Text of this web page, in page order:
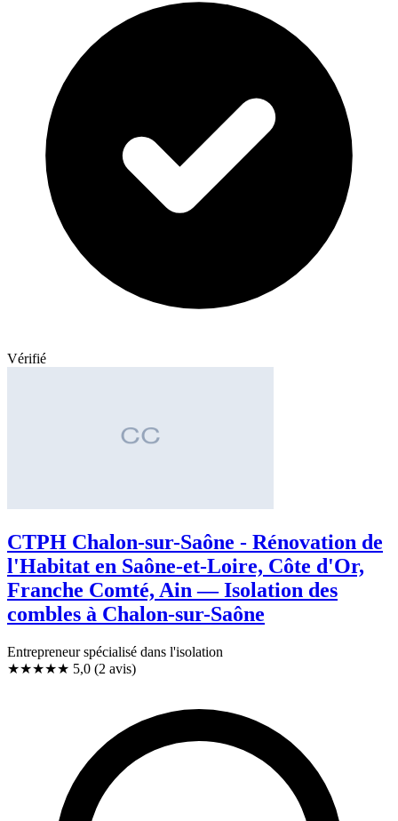
Vérifié
CTPH Chalon-sur-Saône - Rénovation de
l'Habitat en Saône-et-Loire, Côte d'Or,
Franche Comté, Ain — Isolation des
combles à Chalon-sur-Saône
Entrepreneur spécialisé dans l'isolation
★★★★★ 5,0 (2 avis)